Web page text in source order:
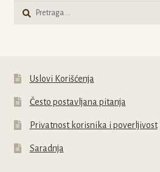
Pretraga
Uslovi Korišćenja
Često postavljana pitanja
Privatnost korisnika i poverljivost
Saradnja